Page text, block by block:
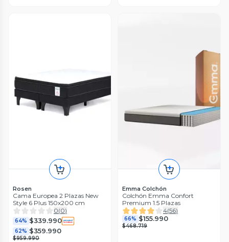
Rosen
Cama Europea 2 Plazas New
Style 6 Plus 150x200 cm
0(0)
64% $339.990
62% $359.990
$959.990
Emma Colchón
Colchón Emma Confort
Premium 1.5 Plazas
4(56)
66% $155.990
$468.719